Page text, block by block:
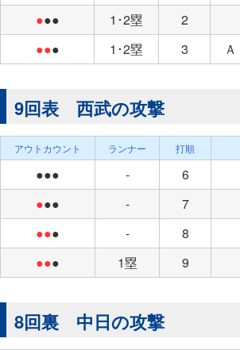
●●● 1･2塁 2
●●● 1･2塁 3
9回表 西武の攻撃
アウトカウント ランナー 打順
●●● - 6
●●● - 7
●●● - 8
●●● 1塁 9
8回裏 中日の攻撃